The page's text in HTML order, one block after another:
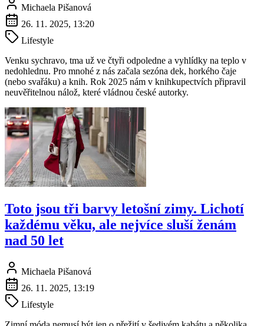
Michaela Pišanová
26. 11. 2025, 13:20
Lifestyle
Venku sychravo, tma už ve čtyři odpoledne a vyhlídky na teplo v
nedohlednu. Pro mnohé z nás začala sezóna dek, horkého čaje
(nebo svařáku) a knih. Rok 2025 nám v knihkupectvích připravil
neuvěřitelnou nálož, které vládnou české autorky.
Toto jsou tři barvy letošní zimy. Lichotí
každému věku, ale nejvíce sluší ženám
nad 50 let
Michaela Pišanová
26. 11. 2025, 13:19
Lifestyle